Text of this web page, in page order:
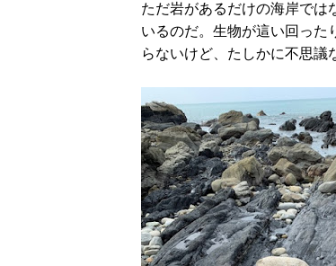
ただ岩があるだけの海岸では
いるのだ。生物が這い回った
らないけど、たしかに不思議